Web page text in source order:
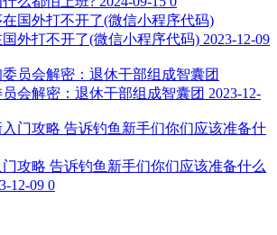
外打不开了(微信小程序代码) 2023-12-09
会解密：退休干部组成智囊团 2023-12-
攻略 告诉钓鱼新手们你们应该准备什么
12-09 0